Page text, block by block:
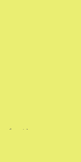
ブログ